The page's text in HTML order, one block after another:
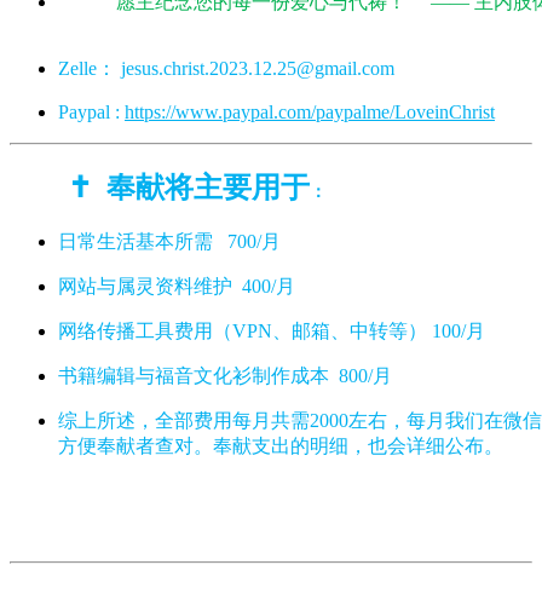
Zelle： jesus.christ.2023.12.25@gmail.com
Paypal : https://www.paypal.com/paypalme/LoveinChrist
✝️ 奉献将主要用于 ：
日常生活基本所需 700/月
网站与属灵资料维护 400/月
网络传播工具费用（VPN、邮箱、中转等） 100/月
书籍编辑与福音文化衫制作成本 800/月
综上所述，全部费用每月共需2000左右，每月我们在微
方便奉献者查对。奉献支出的明细，也会详细公布。